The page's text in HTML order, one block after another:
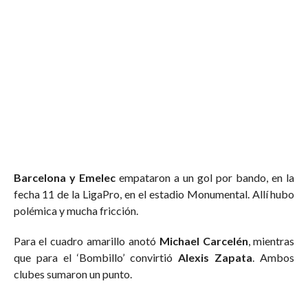
Barcelona y Emelec empataron a un gol por bando, en la
fecha 11 de la LigaPro, en el estadio Monumental. Allí hubo
polémica y mucha fricción.
Para el cuadro amarillo anotó Michael Carcelén , mientras
que para el ‘Bombillo’ convirtió Alexis Zapata . Ambos
clubes sumaron un punto.